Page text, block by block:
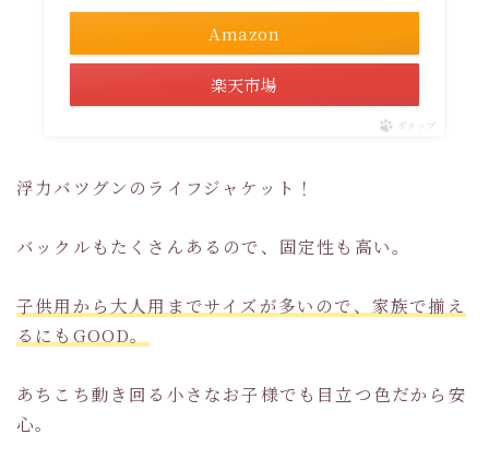
Amazon
楽天市場
ポチップ
浮力バツグンのライフジャケット！
バックルもたくさんあるので、固定性も高い。
子供用から大人用までサイズが多いので、家族で揃え
るにもGOOD。
あちこち動き回る小さなお子様でも目立つ色だから安
心。